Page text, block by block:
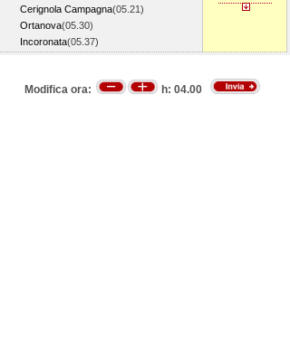
Cerignola Campagna(05.21)
Ortanova(05.30)
Incoronata(05.37)
Modifica ora: h: 04.00